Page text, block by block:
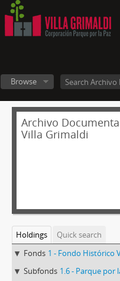
Browse
Archivo
Villa Grimaldi
Holdings
Quick search
Fonds 1 - Fondo Histórico
Subfonds 1.6 - Parque por